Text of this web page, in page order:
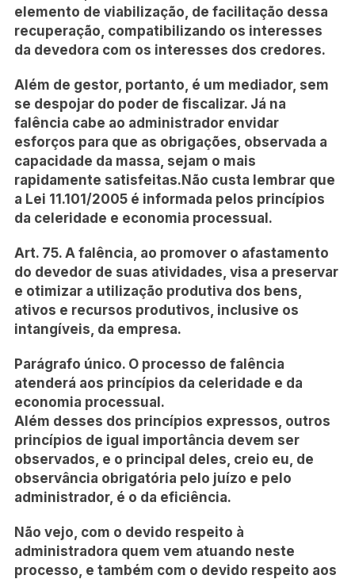
elemento de viabilização, de facilitação dessa
recuperação, compatibilizando os interesses
da devedora com os interesses dos credores.
Além de gestor, portanto, é um mediador, sem
se despojar do poder de fiscalizar. Já na
falência cabe ao administrador envidar
esforços para que as obrigações, observada a
capacidade da massa, sejam o mais
rapidamente satisfeitas.Não custa lembrar que
a Lei 11.101/2005 é informada pelos princípios
da celeridade e economia processual.
Art. 75. A falência, ao promover o afastamento
do devedor de suas atividades, visa a preservar
e otimizar a utilização produtiva dos bens,
ativos e recursos produtivos, inclusive os
intangíveis, da empresa.
Parágrafo único. O processo de falência
atenderá aos princípios da celeridade e da
economia processual.
Além desses dos princípios expressos, outros
princípios de igual importância devem ser
observados, e o principal deles, creio eu, de
observância obrigatória pelo juízo e pelo
administrador, é o da eficiência.
Não vejo, com o devido respeito à
administradora quem vem atuando neste
processo, e também com o devido respeito aos